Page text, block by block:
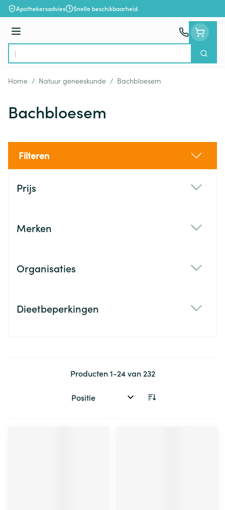
Ga naar de inhoud
Apothekersadvies Snelle beschikbaarheid
Menu
Product, merk, categorie...
Zoek
Home / Natuur geneeskunde / Bachbloesem
Bachbloesem
Filteren
Prijs
Merken
Organisaties
Dieetbeperkingen
Producten1-24van 232
Sorteer op: